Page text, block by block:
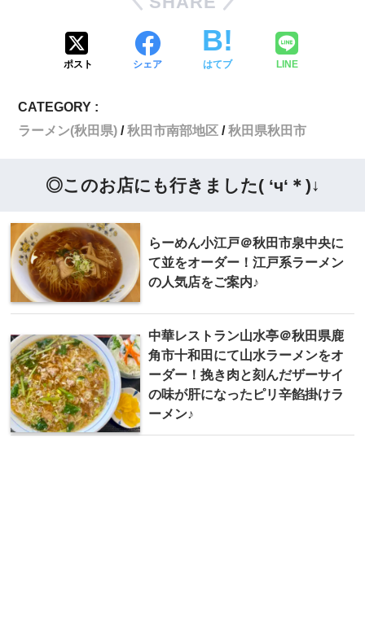
ポスト シェア はてブ LINE
CATEGORY :
ラーメン(秋田県)
秋田市南部地区 秋田県秋田市
◎このお店にも行きました( ‘ч‘＊)↓
らーめん小江戸＠秋田市泉中央に
て並をオーダー！江戸系ラーメン
の人気店をご案内♪
中華レストラン山水亭＠秋田県鹿
角市十和田にて山水ラーメンをオ
ーダー！挽き肉と刻んだザーサイ
の味が肝になったピリ辛餡掛けラ
ーメン♪